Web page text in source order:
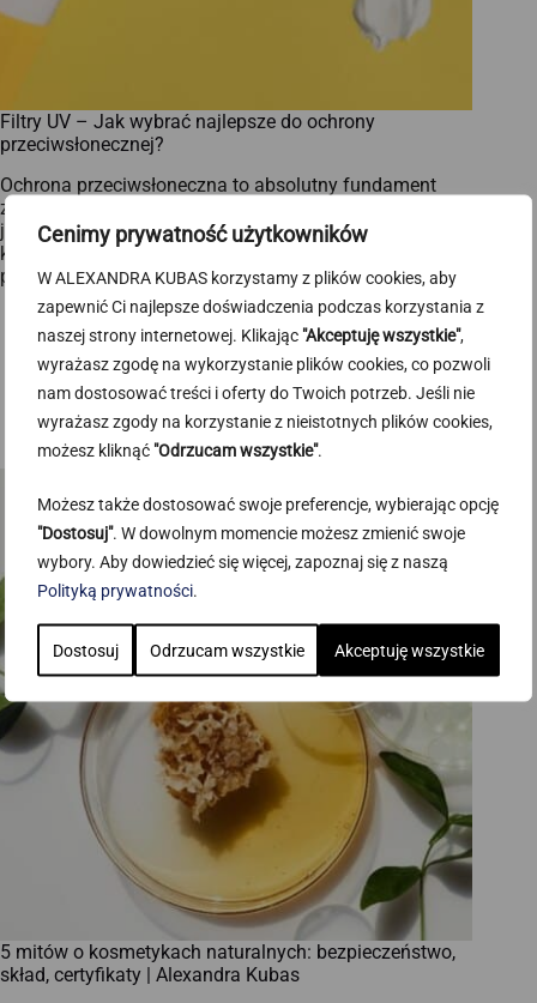
Cenimy prywatność użytkowników
W ALEXANDRA KUBAS korzystamy z plików cookies, aby
zapewnić Ci najlepsze doświadczenia podczas korzystania z
naszej strony internetowej. Klikając "Akceptuję wszystkie",
wyrażasz zgodę na wykorzystanie plików cookies, co pozwoli
nam dostosować treści i oferty do Twoich potrzeb. Jeśli nie
wyrażasz zgody na korzystanie z nieistotnych plików cookies,
możesz kliknąć "Odrzucam wszystkie".
Możesz także dostosować swoje preferencje, wybierając opcję
"Dostosuj". W dowolnym momencie możesz zmienić swoje
wybory. Aby dowiedzieć się więcej, zapoznaj się z naszą
Polityką prywatności
Dostosuj Odrzucam wszystkie Akceptuję wszystkie
Filtry UV – Jak wybrać najlepsze do ochrony
przeciwsłonecznej?
Ochrona przeciwsłoneczna to absolutny fundament
zdrowej skóry i najskuteczniejsza terapia anti-aging,
jaką znamy. Mimo to, chyba żaden inny typ produktów
kosmetycznych nie budzi tylu kontrowersji. Internet jest
pełen sprzecznych informacji, mitów…
23.06.2025
5 mitów o kosmetykach naturalnych: bezpieczeństwo,
skład, certyfikaty | Alexandra Kubas